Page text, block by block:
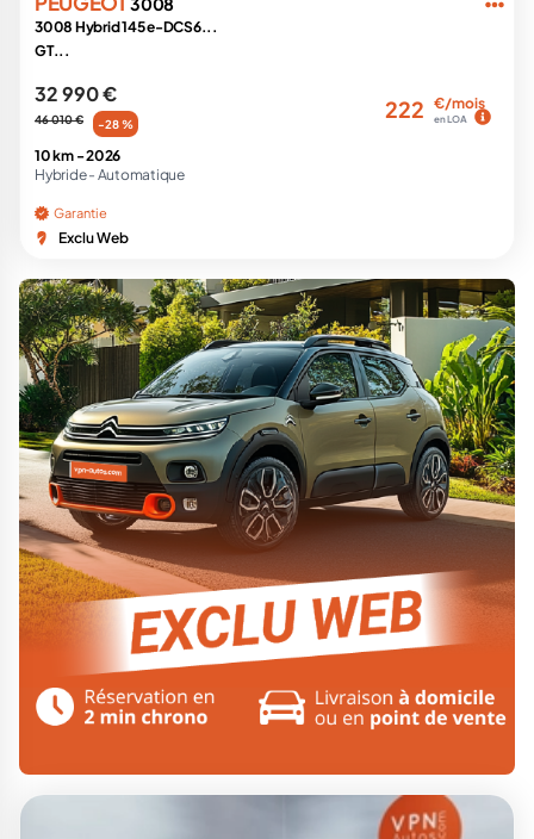
3008 Hybrid 145 e-DCS6...
GT...
32 990 €
46 010 € -28 %
222 €/mois
en LOA
10 km -2026
Hybride - Automatique
Garantie
Exclu Web